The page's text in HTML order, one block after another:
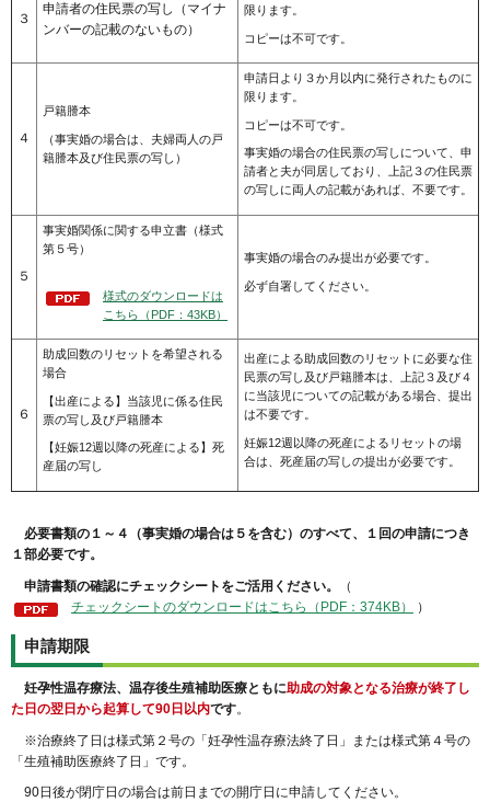
３
申請者の住民票の写し（マイナ
ンバーの記載のないもの）
限ります。
コピーは不可です。
４
戸籍謄本
（事実婚の場合は、夫婦両人の戸
籍謄本及び住民票の写し）
申請日より３か月以内に発行されたものに
限ります。
コピーは不可です。
事実婚の場合の住民票の写しについて、申
請者と夫が同居しており、上記３の住民票
の写しに両人の記載があれば、不要です。
５
事実婚関係に関する申立書（様式
第５号）
様式のダウンロードは
こちら（PDF：43KB）
事実婚の場合のみ提出が必要です。
必ず自署してください。
６
助成回数のリセットを希望される
場合
【出産による】当該児に係る住民
票の写し及び戸籍謄本
【妊娠12週以降の死産による】死
産届の写し
出産による助成回数のリセットに必要な住
民票の写し及び戸籍謄本は、上記３及び４
に当該児についての記載がある場合、提出
は不要です。
妊娠12週以降の死産によるリセットの場
合は、死産届の写しの提出が必要です。
必要書類の１～４（事実婚の場合は５を含む）のすべて、１回の申請につき
１部必要です。
申請書類の確認にチェックシートをご活用ください。
（
チェックシートのダウンロードはこちら（PDF：374KB）
）
申請期限
妊孕性温存療法、温存後生殖補助医療ともに助成の対象となる治療が終了し
た日の翌日から起算して90日以内です。
※治療終了日は様式第２号の「妊孕性温存療法終了日」または様式第４号の
「生殖補助医療終了日」です。
90日後が閉庁日の場合は前日までの開庁日に申請してください。